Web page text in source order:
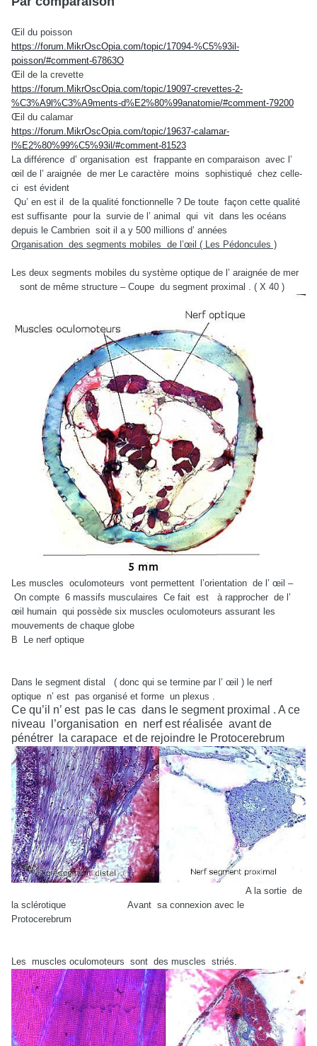
Œil du poisson
https://forum.MikrOscOpia.com/topic/17094-%C5%93il-
poisson/#comment-67863O
Œil de la crevette
https://forum.MikrOscOpia.com/topic/19097-crevettes-2-
%C3%A9l%C3%A9ments-d%E2%80%99anatomie/#comment-79200
Œil du calamar
https://forum.MikrOscOpia.com/topic/19637-calamar-
l%E2%80%99%C5%93il/#comment-81523
La différence d’ organisation est frappante en comparaison avec l’
œil de l’ araignée de mer Le caractère moins sophistiqué chez celle-
ci est évident
Qu’ en est il
de la qualité fonctionnelle ? De toute façon cette qualité
est suffisante pour la survie de l’ animal qui vit dans les océans
depuis le Cambrien soit il a y 500 millions d’ années
Organisation des segments mobiles de l’œil ( Les Pédoncules )
Les deux segments mobiles du système optique de l’ araignée de mer
sont de même structure – Coupe du segment proximal . ( X 40 )
Les muscles oculomoteurs vont permettent l’orientation de l’ œil –
On compte 6 massifs musculaires Ce fait est à rapprocher de l’
œil humain qui possède six muscles oculomoteurs assurant les
mouvements de chaque globe
B
Le nerf optique
Dans le segment distal
( donc qui se termine par l’ œil ) le nerf
optique n’ est pas organisé et forme un plexus .
Ce qu’il n’ est pas le cas dans le segment proximal . A ce
niveau
l’organisation en nerf est réalisée avant de
pénétrer
la carapace et de rejoindre le Protocerebrum
A la sortie de
la sclérotique
Avant sa connexion avec le
Protocerebrum
Les muscles oculomoteurs sont des muscles striés.